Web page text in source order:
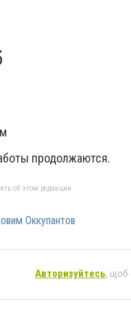
продолжаются.
об этом редакции
Оккупантов
Авторизуйтесь, щоб